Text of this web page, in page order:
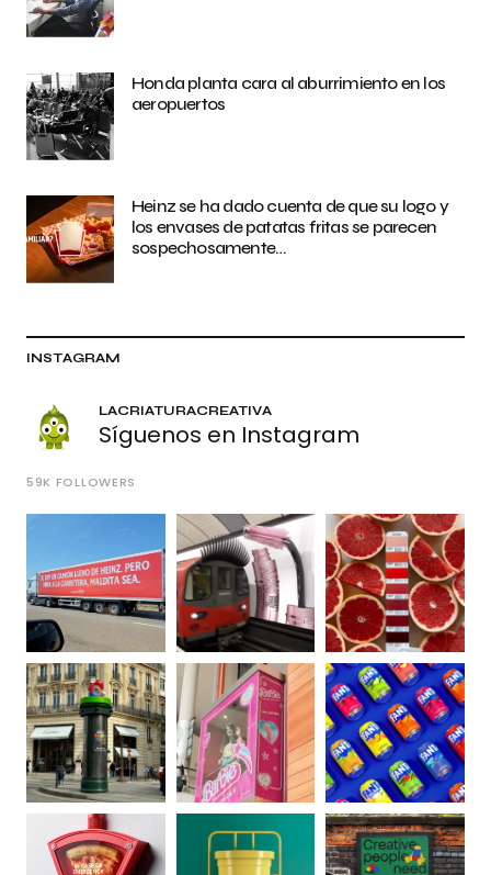
Honda planta cara al aburrimiento en los
aeropuertos
Heinz se ha dado cuenta de que su logo y
los envases de patatas fritas se parecen
sospechosamente…
INSTAGRAM
LACRIATURACREATIVA
Síguenos en Instagram
59K FOLLOWERS